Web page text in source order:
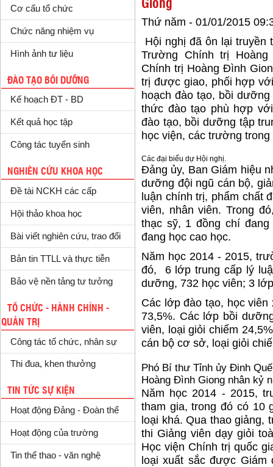
Cơ cấu tổ chức
Chức năng nhiệm vụ
Hình ảnh tư liệu
ĐÀO TẠO BỒI DƯỠNG
Kế hoạch ĐT - BD
Kết quả học tập
Công tác tuyển sinh
NGHIÊN CỨU KHOA HỌC
Đề tài NCKH các cấp
Hội thảo khoa học
Bài viết nghiên cứu, trao đổi
Bản tin TTLL và thực tiễn
Bảo vệ nền tảng tư tưởng
TỔ CHỨC - HÀNH CHÍNH -
QUẢN TRỊ
Công tác tổ chức, nhân sự
Thi đua, khen thưởng
TIN TỨC SỰ KIỆN
Hoạt động Đảng - Đoàn thể
Hoạt động của trường
Tin thể thao - văn nghệ
Giong
Thứ năm - 01/01/2015
Hội nghị đã ôn lại truyền
Trường Chính trị
Chính trị Hoàng Đình
trị được giao, phối hợp
hoạch đào tạo, bồi
thức đào tạo phù hợp
đào tạo, bồi dưỡng tập
học viện, các trường
Các đại biểu dự Hội nghị.
Đảng ủy, Ban Giám hiệu
dưỡng đội ngũ cán bộ,
luận chính trị, phẩm chất
viên, nhân viên. Trong
thạc sỹ, 1 đồng chí
đang học cao học.
Năm học 2014 - 2015,
đó, 6 lớp trung cấp lý
dưỡng, 732 học viên; 3
Các lớp đào tạo, học viên
73,5%. Các lớp bồi
viên, loại giỏi chiếm
cán bộ cơ sở, loại giỏi
Phó Bí thư Tỉnh ủy Đinh
Hoàng Đình Giong nhân kỷ
Năm học 2014 - 2015,
tham gia, trong đó có 10
loại khá. Qua thao
thi Giảng viên dạy giỏi
Học viện Chính trị quốc
loại xuất sắc được